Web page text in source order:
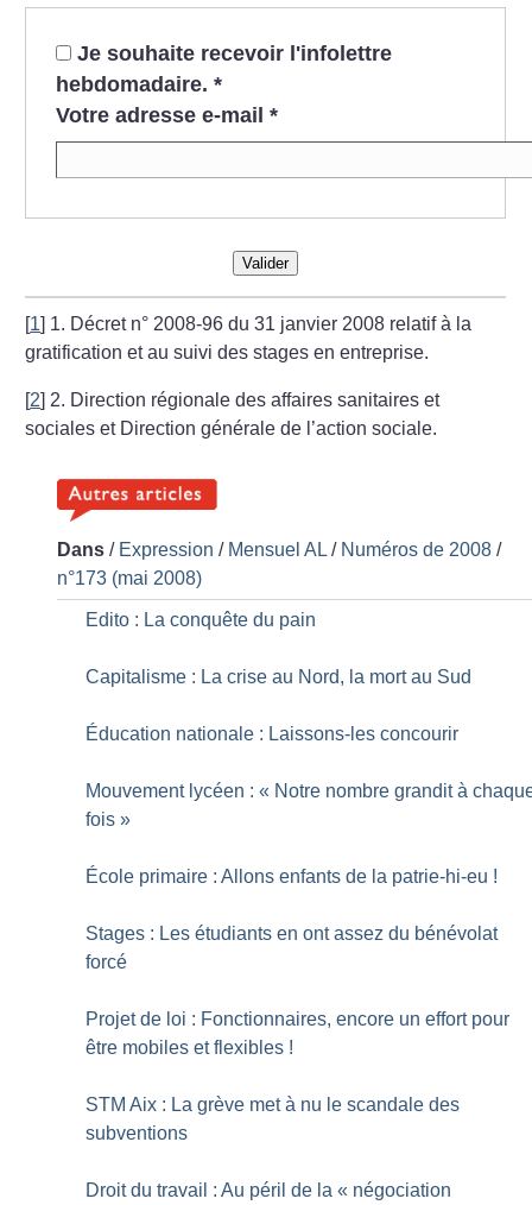
Je souhaite recevoir l'infolettre
hebdomadaire. *
Votre adresse e-mail *
Valider
[1] 1. Décret n° 2008-96 du 31 janvier 2008 relatif à la
gratification et au suivi des stages en entreprise.
[2] 2. Direction régionale des affaires sanitaires et
sociales et Direction générale de l’action sociale.
Dans / Expression / Mensuel AL/ Numéros de 2008 /
n°173 (mai 2008)
Edito : La conquête du pain
Capitalisme : La crise au Nord, la mort au Sud
Éducation nationale : Laissons-les concourir
Mouvement lycéen : « Notre nombre grandit à
fois »
École primaire : Allons enfants de la patrie-hi-eu !
Stages : Les étudiants en ont assez du bénévolat
forcé
Projet de loi : Fonctionnaires, encore un effort pour
être mobiles et flexibles !
STM Aix : La grève met à nu le scandale des
subventions
Droit du travail : Au péril de la « négociation